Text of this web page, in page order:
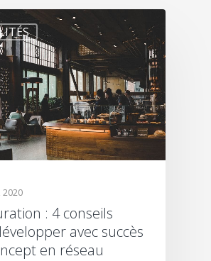
2020
: 4 conseils
avec succès
en réseau